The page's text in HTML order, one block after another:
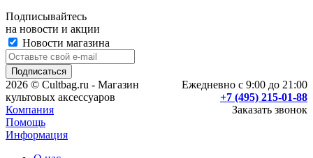
Подписывайтесь
на новости и акции
Новости магазина
Ежедневно с 9:00 до 21:00
+7 (495) 215-01-88
Заказать звонок
2026 © Cultbag.ru - Магазин
культовых аксессуаров
Компания
Помощь
Информация